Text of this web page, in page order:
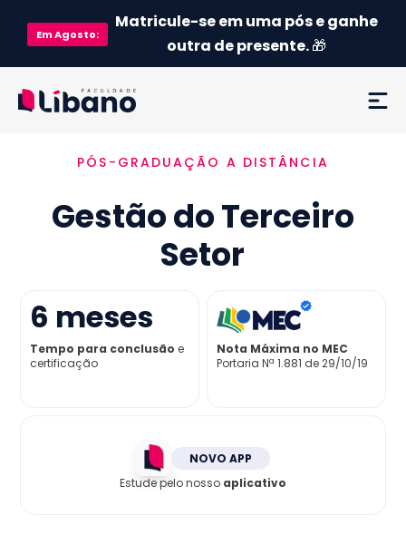
EmAgosto:
Matricule-se em uma pós e ganhe
outra de presente.🎁
Ementa
Como funciona
Credenciamento MEC
Preço
Já sou aluno
PÓS-GRADUAÇÃO A DISTÂNCIA
Gestão do Terceiro
Setor
6 meses
Tempo para conclusão e
certificação
Nota Máxima no MEC
Portaria Nª 1.881 de 29/10/19
NOVO APP
Estude pelo nosso aplicativo